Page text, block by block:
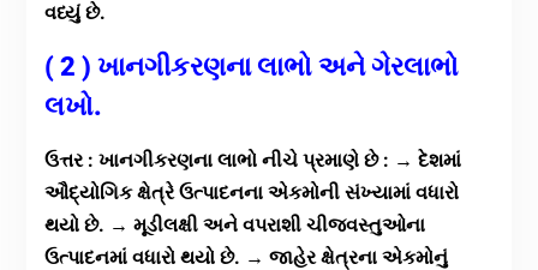
વધ્યું છે.
( 2 ) ખાનગીકરણના લાભો અને ગેરલાભો
લખો.
ઉત્તર : ખાનગીકરણના લાભો નીચે પ્રમાણે છે : → દેશમાં
ઔદ્યોગિક ક્ષેત્રે ઉત્પાદનના એકમોની સંખ્યામાં વધારો
થયો છે. → મૂડીલક્ષી અને વપરાશી ચીજવસ્તુઓના
ઉત્પાદનમાં વધારો થયો છે. → જાહેર ક્ષેત્રના એકમોનું